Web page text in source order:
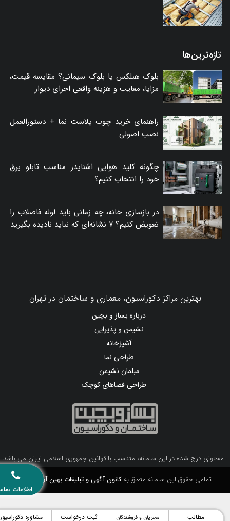
اطلاعات تماس
مطالب مجریان و فروشندگان ثبت درخواست مشاوره دکوراسیون
تازه‌ترین‌ها
بلوک هبلکس یا بلوک سیمانی؟ مقایسه قیمت،
مزایا، معایب و هزینه واقعی اجرای دیوار
راهنمای خرید چوب پلاست نما + دستورالعمل
نصب اصولی
چگونه کلید هوایی اشنایدر مناسب تابلو برق
خود را انتخاب کنیم؟
در بازسازی خانه، چه زمانی باید لوله فاضلاب را
تعویض کنیم؟ ۷ نشانه‌ای که نباید نادیده بگیرید
بهترین مراکز دکوراسیون، معماری و ساختمان در تهران
درباره بساز و بچین
نشیمن و پذیرایی
آشپزخانه
طراحی نما
مبلمان نشیمن
طراحی فضاهای کوچک
محتوای درج شده در این سامانه، متناسب با قوانین جمهوری اسلامی ایران می باشد.
تمامی حقوق این سامانه متعلق بهکانون آگهی و تبلیغات بهین آوامی باشد.